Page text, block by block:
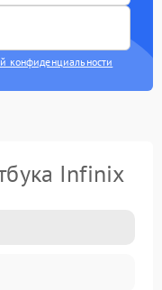
конфиденциальности
Infinix